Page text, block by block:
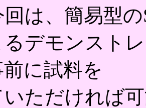
回は、簡易型
デモンスト
に試料を
ただければ